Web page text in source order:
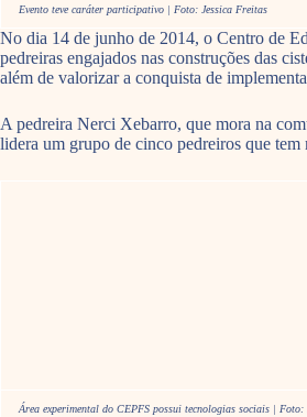
Evento teve caráter participativo | Foto: Jessica Freitas
No dia 14 de junho de 2014, o Centro de
pedreiras engajados nas construções das
além de valorizar a conquista de
A pedreira Nerci Xebarro, que mora na
lidera um grupo de cinco pedreiros que tem
Área experimental do CEPFS possui tecnologias sociais | Foto: